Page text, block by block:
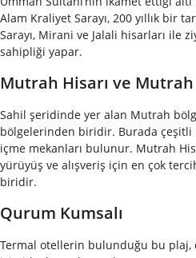
Alam Kraliyet Sarayı, 200 yıllık bir
Sarayı, Mirani ve Jalali hisarları ile
sahipliği yapar.
Mutrah Hisarı ve Mutrah
Sahil şeridinde yer alan Mutrah
bölgelerinden biridir. Burada çeşitli
içme mekanları bulunur. Mutrah
yürüyüş ve alışveriş için en çok
biridir.
Qurum Kumsalı
Termal otellerin bulunduğu bu